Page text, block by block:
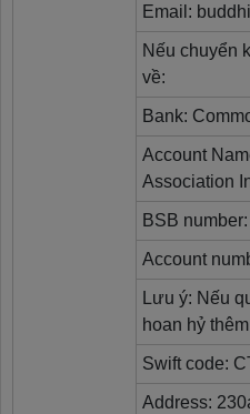
Email:
Nếu chuyển
về:
Bank:
Account
Association
BSB
Account
Lưu ý: Nếu
hoan hỷ
Swift code:
Address: